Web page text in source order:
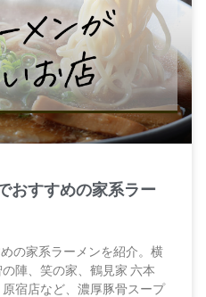
おすすめの家系ラー
の家系ラーメンを紹介。横
陣、笑の家、鶴見家 六本
宿店など、濃厚豚骨スープ